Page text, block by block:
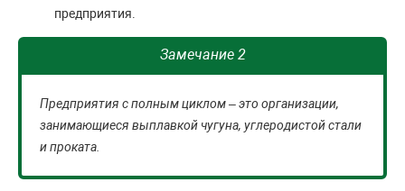
предприятия.
Замечание 2
Предприятия с полным циклом – это организации,
занимающиеся выплавкой чугуна, углеродистой стали
и проката.